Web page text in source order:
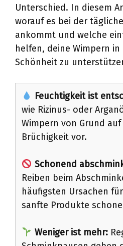
Unterschied. In diesem
worauf es bei der
ankommt und welche
helfen, deine Wimpern
Schönheit zu
Feuchtigkeit ist
wie Rizinus- oder
Wimpern von Grund
Brüchigkeit vor.
Schonend
Reiben beim
häufigsten Ursachen
sanfte Produkte
Weniger ist mehr: